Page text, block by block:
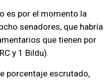
es por el momento la
senadores, que habría
que tienen por
y 1 Bildu).
porcentaje escrutado,